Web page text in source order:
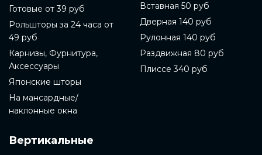
Готовые от 39 руб
Рольшторы за 24 часа от
49 руб
Карнизы, Фурнитура,
Аксессуары
Японские шторы
На мансардные/
наклонные окна
Вертикальные
Вставная 50 руб
Дверная 140 руб
Рулонная 140 руб
Раздвижная 80 руб
Плиссе 340 руб